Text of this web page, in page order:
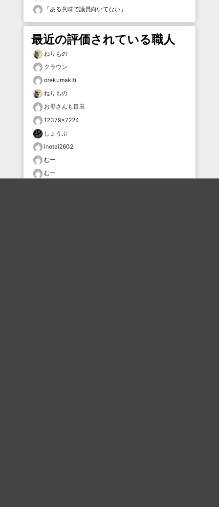
「ある意味で議員向いてない 」
最近の評価されている職人
ねりもの
クラウン
orekumakiti
ねりもの
お母さんも目玉
12379×7224
しょうぶ
inotai2602
むー
むー